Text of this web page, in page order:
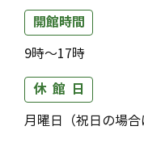
開館時間
9時～17時
休 館 日
月曜日（祝日の場